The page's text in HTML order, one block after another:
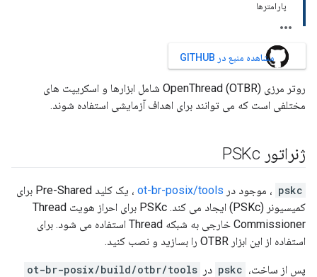
پارامترها
مشاهده منبع در GITHUB
روتر مرزی OpenThread (OTBR) شامل ابزارها و اسکریپت های
مختلفی است که می توانند برای اهداف آزمایشی استفاده شوند.
ژنراتور PSKc
pskc ، موجود در ot-br-posix/tools
، یک کلید Pre-Shared برای
کمیسیونر (PSKc) ایجاد می کند. PSKc برای احراز هویت Thread
Commissioner خارجی به شبکه Thread استفاده می شود. برای
استفاده از این ابزار OTBR را بسازید و نصب کنید.
پس از ساخت، pskc در ot-br-posix/build/otbr/tools